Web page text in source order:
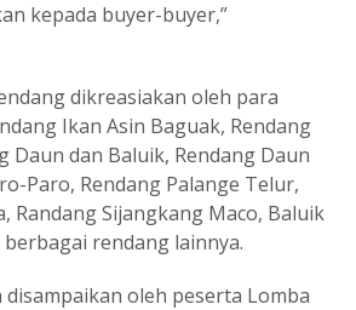
kepada buyer-buyer,”
dikreasiakan oleh para
Ikan Asin Baguak, Rendang
Daun dan Baluik, Rendang Daun
Paro, Rendang Palange Telur,
Randang Sijangkang Maco, Baluik
rendang lainnya.
disampaikan oleh peserta Lomba